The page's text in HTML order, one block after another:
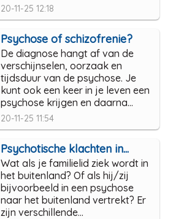
20-11-25 12:18
Psychose of schizofrenie?
De diagnose hangt af van de
verschijnselen, oorzaak en
tijdsduur van de psychose. Je
kunt ook een keer in je leven een
psychose krijgen en daarna...
20-11-25 11:54
Psychotische klachten in...
Wat als je familielid ziek wordt in
het buitenland? Of als hij/zij
bijvoorbeeld in een psychose
naar het buitenland vertrekt? Er
zijn verschillende...